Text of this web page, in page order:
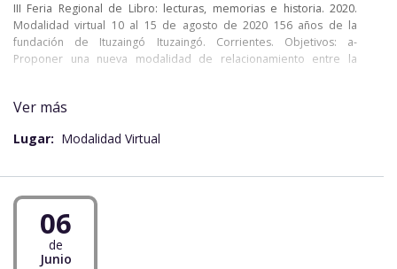
III Feria Regional de Libro: lecturas, memorias e historia. 2020.
Modalidad virtual 10 al 15 de agosto de 2020 156 años de la
fundación de Ituzaingó Ituzaingó. Corrientes. Objetivos: a-
Proponer una nueva modalidad de relacionamiento entre la
contingencia y crisis humana. c- Comprender las interrelaciones
Virtuales Generales a- Conferencias b- Presentación de libros c-
históricas on-line g- Presentación de rescate patrimonial on-line de
Ituzaingó
Ver más
Lugar: Modalidad Virtual
06
de
Junio